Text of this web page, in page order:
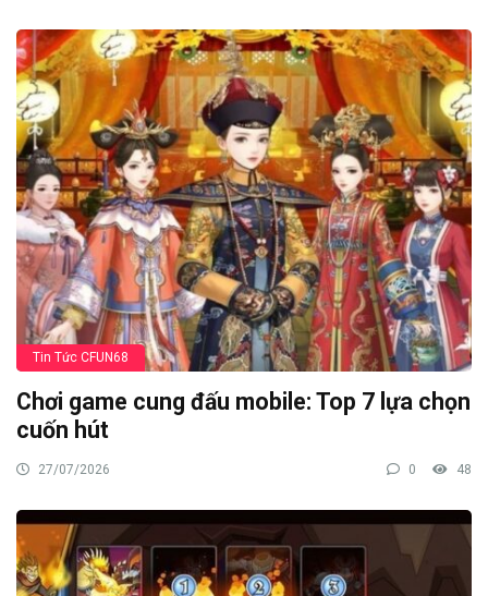
Tin Tức CFUN68
Chơi game cung đấu mobile: Top 7 lựa chọn
cuốn hút
27/07/2026 0 48